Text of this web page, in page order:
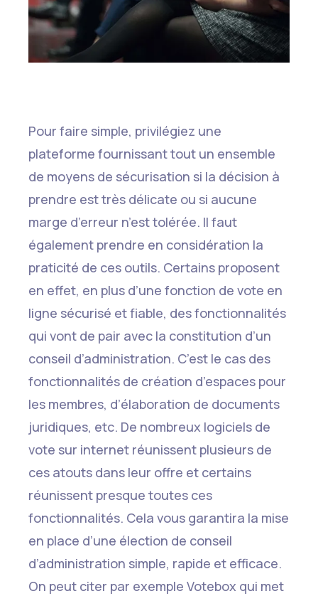
Pour faire simple, privilégiez une
plateforme fournissant tout un ensemble
de moyens de sécurisation si la décision à
prendre est très délicate ou si aucune
marge d’erreur n’est tolérée. Il faut
également prendre en considération la
praticité de ces outils. Certains proposent
en effet, en plus d’une fonction de vote en
ligne sécurisé et fiable, des fonctionnalités
qui vont de pair avec la constitution d’un
conseil d’administration. C’est le cas des
fonctionnalités de création d’espaces pour
les membres, d’élaboration de documents
juridiques, etc. De nombreux logiciels de
vote sur internet réunissent plusieurs de
ces atouts dans leur offre et certains
réunissent presque toutes ces
fonctionnalités. Cela vous garantira la mise
en place d’une élection de conseil
d’administration simple, rapide et efficace.
On peut citer par exemple Votebox qui met